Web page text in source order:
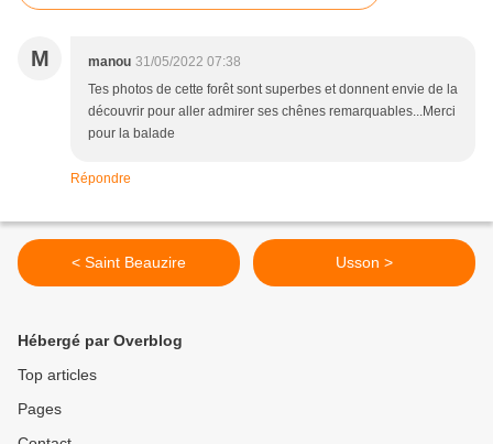
M manou 31/05/2022 07:38
Tes photos de cette forêt sont superbes et donnent envie de la
découvrir pour aller admirer ses chênes remarquables...Merci
pour la balade
Répondre
< Saint Beauzire Usson >
Hébergé par Overblog
Top articles
Pages